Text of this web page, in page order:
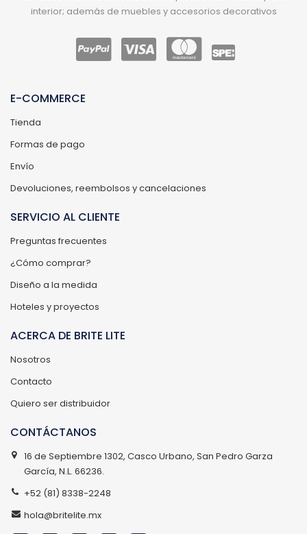
interior; además de muebles y accesorios decorativos
E-COMMERCE
Tienda
Formas de pago
Envío
Devoluciones, reembolsos y cancelaciones
SERVICIO AL CLIENTE
Preguntas frecuentes
¿Cómo comprar?
Diseño a la medida
Hoteles y proyectos
ACERCA DE BRITE LITE
Nosotros
Contacto
Quiero ser distribuidor
CONTÁCTANOS
16 de Septiembre 1302, Casco Urbano, San Pedro Garza
García, N.L. 66236.
+52 (81) 8338-2248
hola@britelite.mx